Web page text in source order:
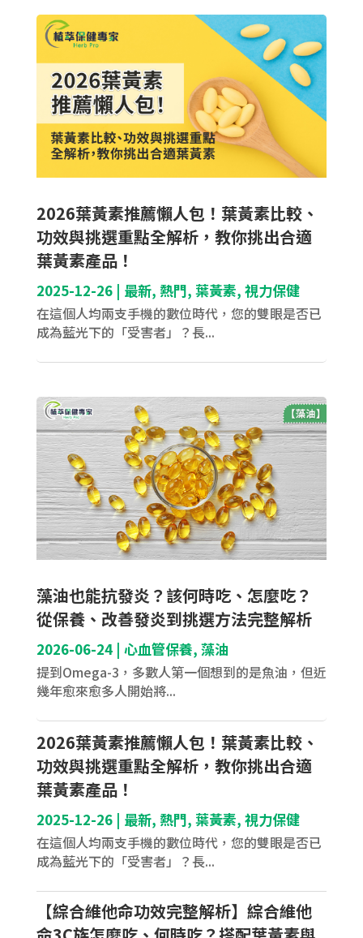
2026葉黃素推薦懶人包！葉黃素比較、
功效與挑選重點全解析，教你挑出合適
葉黃素產品！
2025-12-26| 最新, 熱門, 葉黃素, 視力保健
在這個人均兩支手機的數位時代，您的雙眼是否已
成為藍光下的「受害者」？長...
藻油也能抗發炎？該何時吃、怎麼吃？
從保養、改善發炎到挑選方法完整解析
2026-06-24| 心血管保養, 藻油
提到Omega-3，多數人第一個想到的是魚油，但近
幾年愈來愈多人開始將...
2026葉黃素推薦懶人包！葉黃素比較、
功效與挑選重點全解析，教你挑出合適
葉黃素產品！
2025-12-26| 最新, 熱門, 葉黃素, 視力保健
在這個人均兩支手機的數位時代，您的雙眼是否已
成為藍光下的「受害者」？長...
【綜合維他命功效完整解析】綜合維他